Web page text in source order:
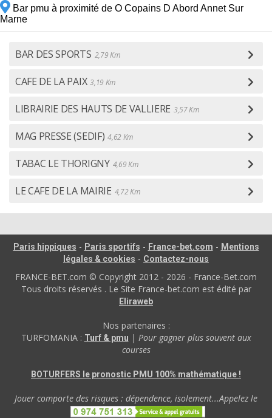
Bar pmu à proximité de O Copains D Abord Annet Sur
Marne
BAR DES SPORTS 2,79 Km
CAFE DE LA PAIX 3,19 Km
LIBRAIRIE DES HAUTS DE VALLIERE 3,57 Km
MAG PRESSE (SEDIF) 4,62 Km
TABAC LE THORIGNY 4,69 Km
LE CAFE DE LA MAIRIE 4,72 Km
Paris hippiques - Paris sportifs - France-bet.com - Mentions
légales & cookies - Contactez-nous
FRANCE-BET.com © Copyright 2012 - 2026 - France-Bet.com
Tous droits réservés . Le Site France-bet.com est édité par
Eliraweb
Nos partenaires :
TURFOMANIA : Turf & pmu | Pour gagner plus souvent aux
courses
BOTURFERS le pronostic PMU 100% mathématique !
Jouer comporte des risques : dépendence, isolement...Appelez le